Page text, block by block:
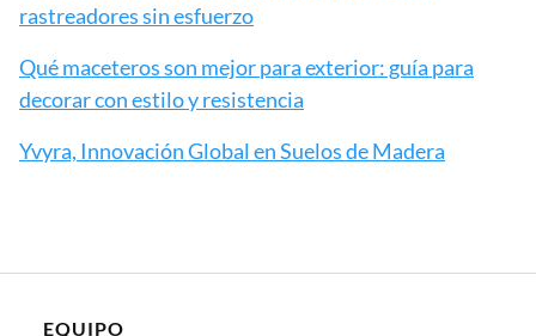
rastreadores sin esfuerzo
Qué maceteros son mejor para exterior: guía para
decorar con estilo y resistencia
Yvyra, Innovación Global en Suelos de Madera
EQUIPO